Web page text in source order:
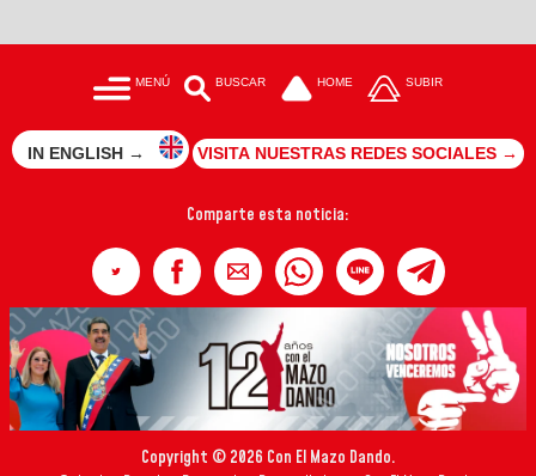
MENÚ BUSCAR HOME SUBIR
IN ENGLISH → VISITA NUESTRAS REDES SOCIALES →
Comparte esta noticia:
Copyright © 2026 Con El Mazo Dando.